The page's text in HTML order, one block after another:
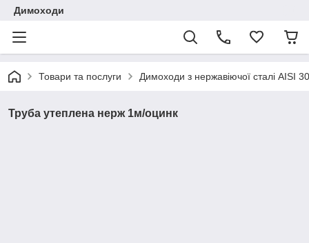
Димоходи
Товари та послуги Димоходи з нержавіючої сталі
Труба утеплена нерж 1м/оцинк